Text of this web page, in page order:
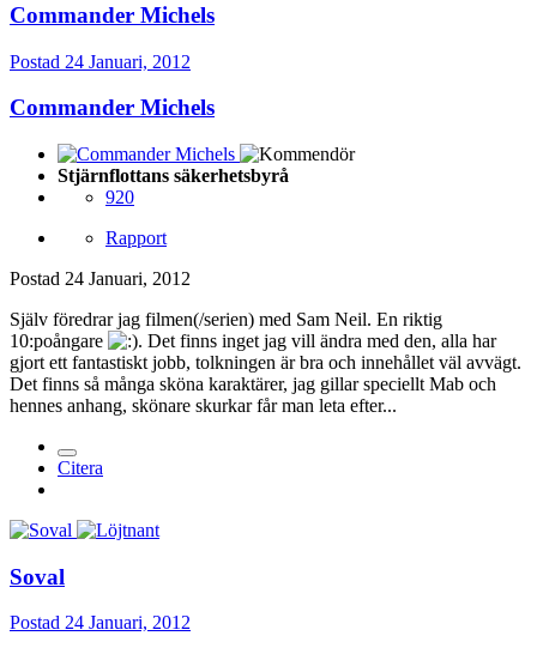
Commander Michels
Postad 24 Januari, 2012
Commander Michels
Stjärnflottans säkerhetsbyrå
920
Rapport
Postad 24 Januari, 2012
Själv föredrar jag filmen(/serien) med Sam Neil. En riktig
10:poångare
. Det finns inget jag vill ändra med den, alla har
gjort ett fantastiskt jobb, tolkningen är bra och innehållet väl avvägt.
Det finns så många sköna karaktärer, jag gillar speciellt Mab och
hennes anhang, skönare skurkar får man leta efter...
Citera
Soval
Postad 24 Januari, 2012